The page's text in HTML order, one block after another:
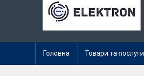
Головна Товари та послуги